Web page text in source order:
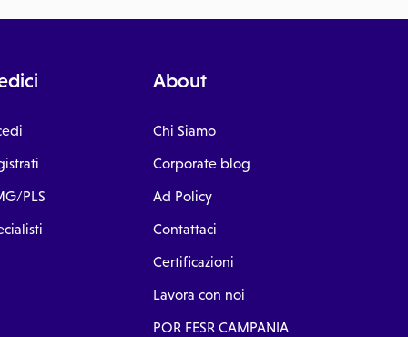
PLS
About
Chi Siamo
Corporate blog
Ad Policy
Contattaci
Certificazioni
Lavora con noi
POR FESR CAMPANIA